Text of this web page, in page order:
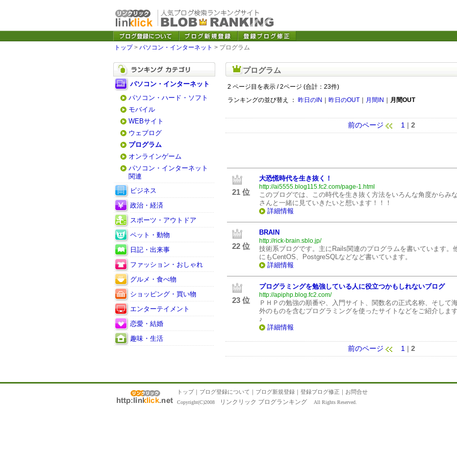
トップ> パソコン・インターネット > プログラム
パソコン・インターネット
パソコン・ハード・ソフト
モバイル
WEBサイト
ウェブログ
プログラム
オンラインゲーム
パソコン・インターネット
関連
ビジネス
政治・経済
スポーツ・アウトドア
ペット・動物
日記・出来事
ファッション・おしゃれ
グルメ・食べ物
ショッピング・買い物
エンターテイメント
恋愛・結婚
趣味・生活
プログラム
2 ページ目を表示 / 2ページ (合計：23件)
ランキングの並び替え ： 昨日のIN 昨日のOUT 月間IN
月間OUT
前のページ 1 | 2
21 位
大恐慌時代を生き抜く！
http://ai5555.blog115.fc2.com/page-1.html
このブログでは、この時代を生き抜く方法をいろんな角度からみな
さんと一緒に見ていきたいと想います！！！
詳細情報
22 位
BRAIN
http://rick-brain.sblo.jp/
技術系ブログです。主にRails関連のプログラムを書いています。
にもCentOS、PostgreSQLなどなど書いています。
詳細情報
23 位
プログラミングを勉強している人に役立つかもしれないブログ
http://apiphp.blog.fc2.com/
ＰＨＰの勉強の順番や、入門サイト、関数名の正式名称、そして
外のものを含むプログラミングを使ったサイトなどをご紹介します
♪
詳細情報
前のページ 1 | 2
トップ｜ ブログ登録について ｜ ブログ新規登録 ｜ 登録ブログ修正 ｜ お問合せ
Copyright(C)2008 リンクリック ブログランキング All Rights Reserved.